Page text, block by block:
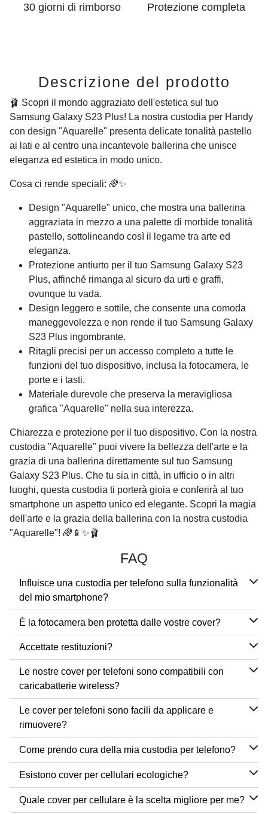
30 giorni di rimborso Protezione completa
Descrizione del prodotto
🩰 Scopri il mondo aggraziato dell'estetica sul tuo
Samsung Galaxy S23 Plus! La nostra custodia per Handy
con design "Aquarelle" presenta delicate tonalità pastello
ai lati e al centro una incantevole ballerina che unisce
eleganza ed estetica in modo unico.
Cosa ci rende speciali: 🌈✨
Design "Aquarelle" unico, che mostra una ballerina
aggraziata in mezzo a una palette di morbide tonalità
pastello, sottolineando così il legame tra arte ed
eleganza.
Protezione antiurto per il tuo Samsung Galaxy S23
Plus, affinché rimanga al sicuro da urti e graffi,
ovunque tu vada.
Design leggero e sottile, che consente una comoda
maneggevolezza e non rende il tuo Samsung Galaxy
S23 Plus ingombrante.
Ritagli precisi per un accesso completo a tutte le
funzioni del tuo dispositivo, inclusa la fotocamera, le
porte e i tasti.
Materiale durevole che preserva la meravigliosa
grafica "Aquarelle" nella sua interezza.
Chiarezza e protezione per il tuo dispositivo. Con la nostra
custodia "Aquarelle" puoi vivere la bellezza dell'arte e la
grazia di una ballerina direttamente sul tuo Samsung
Galaxy S23 Plus. Che tu sia in città, in ufficio o in altri
luoghi, questa custodia ti porterà gioia e conferirà al tuo
smartphone un aspetto unico ed elegante. Scopri la magia
dell'arte e la grazia della ballerina con la nostra custodia
"Aquarelle"! 🌈📱✨🩰
FAQ
Influisce una custodia per telefono sulla funzionalità
del mio smartphone?
È la fotocamera ben protetta dalle vostre cover?
Accettate restituzioni?
Le nostre cover per telefoni sono compatibili con
caricabatterie wireless?
Le cover per telefoni sono facili da applicare e
rimuovere?
Come prendo cura della mia custodia per telefono?
Esistono cover per cellulari ecologiche?
Quale cover per cellulare è la scelta migliore per me?